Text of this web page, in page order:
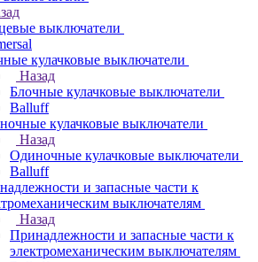
выключатели
кулачковые выключатели
Назад
Блочные кулачковые выключатели
Balluff
кулачковые выключатели
Назад
Одиночные кулачковые выключатели
Balluff
и запасные части к
выключателям
Назад
Принадлежности и запасные части к
электромеханическим выключателям